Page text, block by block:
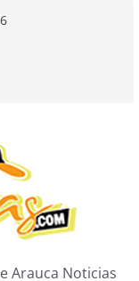
Arauca Noticias